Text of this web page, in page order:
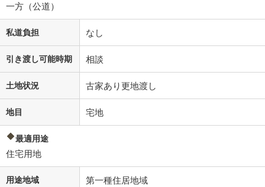
一方（公道）
私道負担 なし
引き渡し可能時期 相談
土地状況 古家あり更地渡し
地目 宅地
最適用途
住宅用地
用途地域 第一種住居地域